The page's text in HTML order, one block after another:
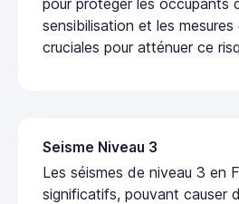
sensibilisation et les
cruciales pour atténuer ce
Seisme Niveau 3
Les séismes de niveau 3 en
significatifs, pouvant causer